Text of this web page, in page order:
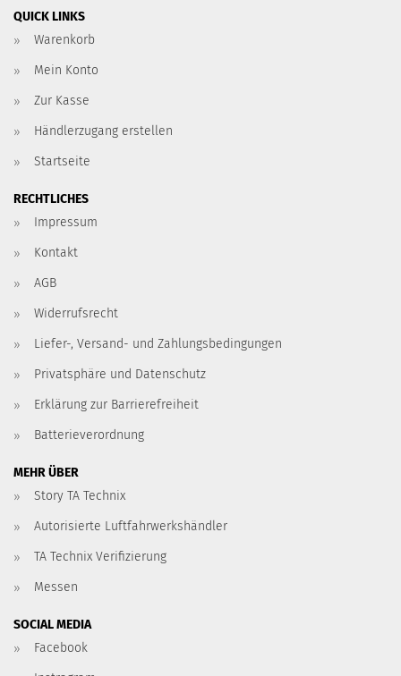
QUICK LINKS
Warenkorb
Mein Konto
Zur Kasse
Händlerzugang erstellen
Startseite
RECHTLICHES
Impressum
Kontakt
AGB
Widerrufsrecht
Liefer-, Versand- und Zahlungsbedingungen
Privatsphäre und Datenschutz
Erklärung zur Barrierefreiheit
Batterieverordnung
MEHR ÜBER
Story TA Technix
Autorisierte Luftfahrwerkshändler
TA Technix Verifizierung
Messen
SOCIAL MEDIA
Facebook